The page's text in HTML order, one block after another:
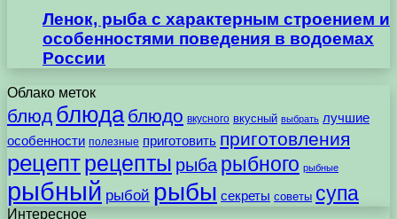
Ленок, рыба с характерным строением и
особенностями поведения в водоемах
России
Облако меток
блюд блюда блюдо вкусного вкусный выбрать лучшие
особенности полезные приготовить приготовления
рецептрецепты рыба рыбного рыбные
рыбный рыбой рыбы секреты советы супа
Интересное